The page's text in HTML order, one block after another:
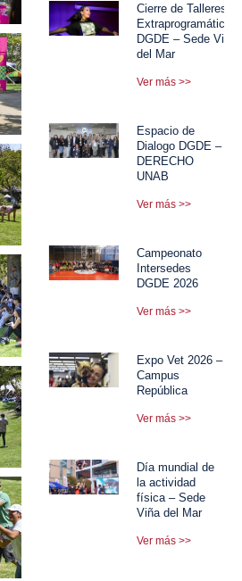
Cierre de Talleres
Extraprogramáticos
DGDE – Sede Viña
del Mar
Ver más >>
Espacio de
Dialogo DGDE –
DERECHO
UNAB
Ver más >>
Campeonato
Intersedes
DGDE 2026
Ver más >>
Expo Vet 2026 –
Campus
República
Ver más >>
Día mundial de
la actividad
física – Sede
Viña del Mar
Ver más >>